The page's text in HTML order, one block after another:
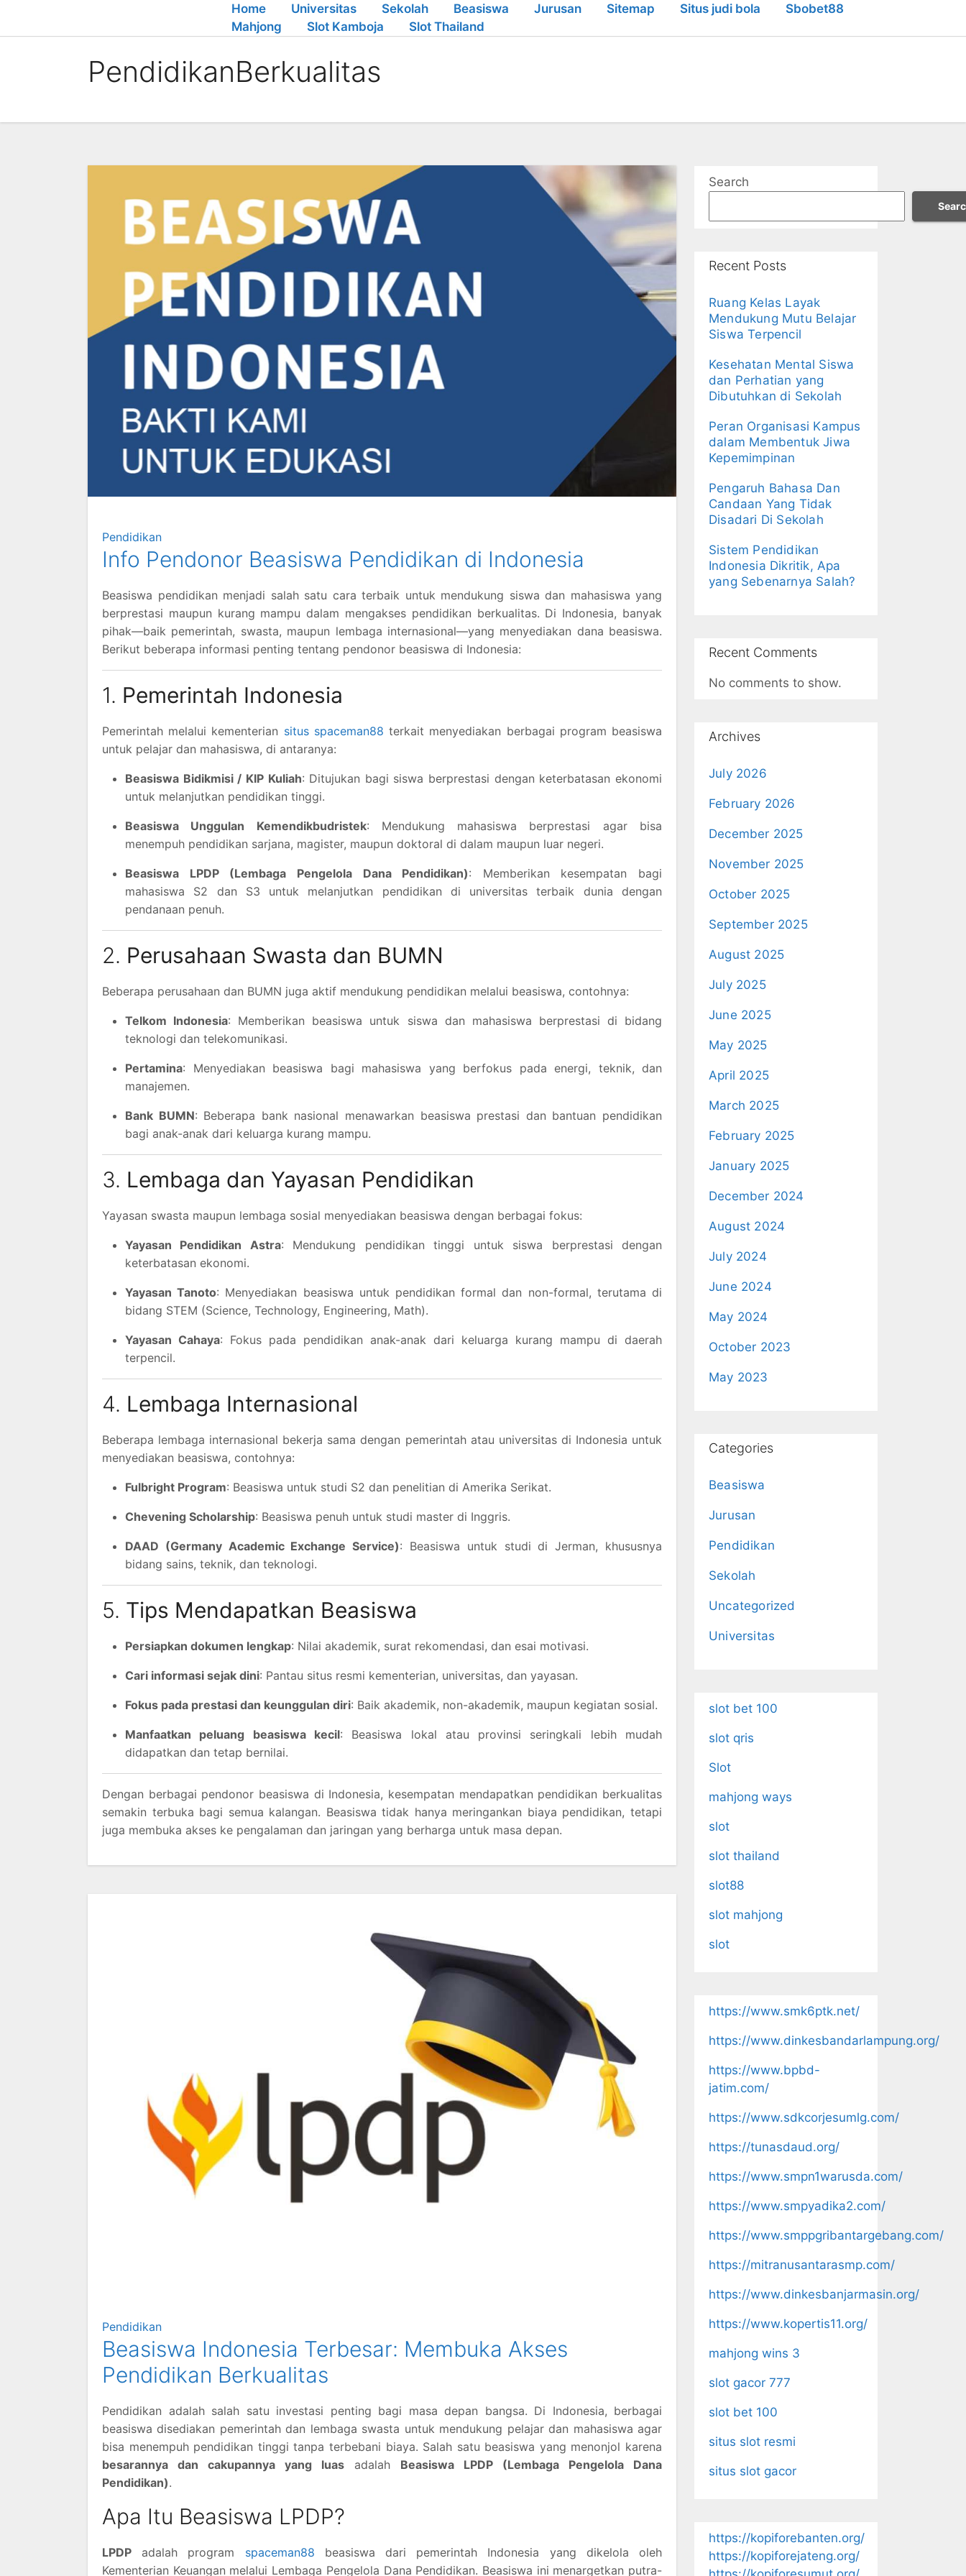
Home Universitas Sekolah Beasiswa Jurusan Sitemap Situs judi bola
Sbobet88
Mahjong
Slot Kamboja Slot Thailand
PendidikanBerkualitas
Pendidikan
Info Pendonor Beasiswa Pendidikan di Indonesia
Beasiswa pendidikan menjadi salah satu cara terbaik untuk mendukung siswa dan mahasiswa yang
berprestasi maupun kurang mampu dalam mengakses pendidikan berkualitas. Di Indonesia, banyak
pihak—baik pemerintah, swasta, maupun lembaga internasional—yang menyediakan dana beasiswa.
Berikut beberapa informasi penting tentang pendonor beasiswa di Indonesia:
1. Pemerintah Indonesia
Pemerintah melalui kementerian situs spaceman88 terkait menyediakan berbagai program beasiswa
untuk pelajar dan mahasiswa, di antaranya:
Beasiswa Bidikmisi / KIP Kuliah: Ditujukan bagi siswa berprestasi dengan keterbatasan ekonomi
untuk melanjutkan pendidikan tinggi.
Beasiswa Unggulan Kemendikbudristek: Mendukung mahasiswa berprestasi agar bisa
menempuh pendidikan sarjana, magister, maupun doktoral di dalam maupun luar negeri.
Beasiswa LPDP (Lembaga Pengelola Dana Pendidikan): Memberikan kesempatan bagi
mahasiswa S2 dan S3 untuk melanjutkan pendidikan di universitas terbaik dunia dengan
pendanaan penuh.
2. Perusahaan Swasta dan BUMN
Beberapa perusahaan dan BUMN juga aktif mendukung pendidikan melalui beasiswa, contohnya:
Telkom Indonesia: Memberikan beasiswa untuk siswa dan mahasiswa berprestasi di bidang
teknologi dan telekomunikasi.
Pertamina: Menyediakan beasiswa bagi mahasiswa yang berfokus pada energi, teknik, dan
manajemen.
Bank BUMN: Beberapa bank nasional menawarkan beasiswa prestasi dan bantuan pendidikan
bagi anak-anak dari keluarga kurang mampu.
3. Lembaga dan Yayasan Pendidikan
Yayasan swasta maupun lembaga sosial menyediakan beasiswa dengan berbagai fokus:
Yayasan Pendidikan Astra: Mendukung pendidikan tinggi untuk siswa berprestasi dengan
keterbatasan ekonomi.
Yayasan Tanoto: Menyediakan beasiswa untuk pendidikan formal dan non-formal, terutama di
bidang STEM (Science, Technology, Engineering, Math).
Yayasan Cahaya: Fokus pada pendidikan anak-anak dari keluarga kurang mampu di daerah
terpencil.
4. Lembaga Internasional
Beberapa lembaga internasional bekerja sama dengan pemerintah atau universitas di Indonesia untuk
menyediakan beasiswa, contohnya:
Fulbright Program: Beasiswa untuk studi S2 dan penelitian di Amerika Serikat.
Chevening Scholarship: Beasiswa penuh untuk studi master di Inggris.
DAAD (Germany Academic Exchange Service): Beasiswa untuk studi di Jerman, khususnya
bidang sains, teknik, dan teknologi.
5. Tips Mendapatkan Beasiswa
Persiapkan dokumen lengkap: Nilai akademik, surat rekomendasi, dan esai motivasi.
Cari informasi sejak dini: Pantau situs resmi kementerian, universitas, dan yayasan.
Fokus pada prestasi dan keunggulan diri: Baik akademik, non-akademik, maupun kegiatan sosial.
Manfaatkan peluang beasiswa kecil: Beasiswa lokal atau provinsi seringkali lebih mudah
didapatkan dan tetap bernilai.
Dengan berbagai pendonor beasiswa di Indonesia, kesempatan mendapatkan pendidikan berkualitas
semakin terbuka bagi semua kalangan. Beasiswa tidak hanya meringankan biaya pendidikan, tetapi
juga membuka akses ke pengalaman dan jaringan yang berharga untuk masa depan.
Pendidikan
Beasiswa Indonesia Terbesar: Membuka Akses
Pendidikan Berkualitas
Pendidikan adalah salah satu investasi penting bagi masa depan bangsa. Di Indonesia, berbagai
beasiswa disediakan pemerintah dan lembaga swasta untuk mendukung pelajar dan mahasiswa agar
bisa menempuh pendidikan tinggi tanpa terbebani biaya. Salah satu beasiswa yang menonjol karena
besarannya dan cakupannya yang luas adalah Beasiswa LPDP (Lembaga Pengelola Dana
Pendidikan).
Apa Itu Beasiswa LPDP?
LPDP adalah program spaceman88 beasiswa dari pemerintah Indonesia yang dikelola oleh
Kementerian Keuangan melalui Lembaga Pengelola Dana Pendidikan. Beasiswa ini menargetkan putra-
Search
Recent Posts
Ruang Kelas Layak
Mendukung Mutu Belajar
Siswa Terpencil
Kesehatan Mental Siswa
dan Perhatian yang
Dibutuhkan di Sekolah
Peran Organisasi Kampus
dalam Membentuk Jiwa
Kepemimpinan
Pengaruh Bahasa Dan
Candaan Yang Tidak
Disadari Di Sekolah
Sistem Pendidikan
Indonesia Dikritik, Apa
yang Sebenarnya Salah?
Recent Comments
No comments to show.
Archives
July 2026
February 2026
December 2025
November 2025
October 2025
September 2025
August 2025
July 2025
June 2025
May 2025
April 2025
March 2025
February 2025
January 2025
December 2024
August 2024
July 2024
June 2024
May 2024
October 2023
May 2023
Categories
Beasiswa
Jurusan
Pendidikan
Sekolah
Uncategorized
Universitas
slot bet 100
slot qris
Slot
mahjong ways
slot
slot thailand
slot88
slot mahjong
slot
https://www.smk6ptk.net/
https://www.dinkesbandarlampung.org/
https://www.bpbd-
jatim.com/
https://www.sdkcorjesumlg.com/
https://tunasdaud.org/
https://www.smpn1warusda.com/
https://www.smpyadika2.com/
https://www.smppgribantargebang.com/
https://mitranusantarasmp.com/
https://www.dinkesbanjarmasin.org/
https://www.kopertis11.org/
mahjong wins 3
slot gacor 777
slot bet 100
situs slot resmi
situs slot gacor
https://kopiforebanten.org/
https://kopiforejateng.org/